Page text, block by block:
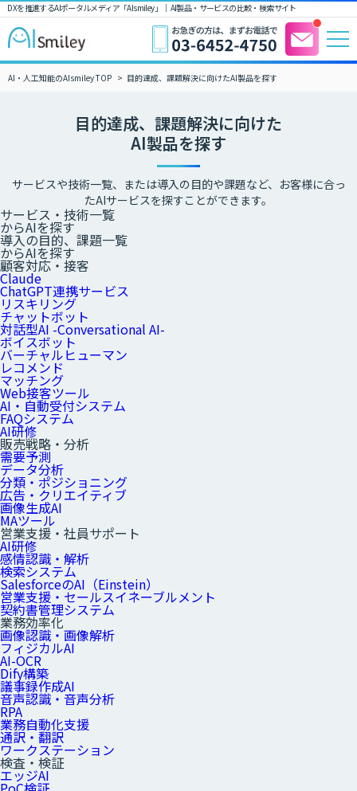
DXを推進するAIポータルメディア「AIsmiley」｜ AI製品・サービスの比較・検索サイト
AI・人工知能のAIsmiley TOP 目的達成、課題解決に向けたAI製品を探す
目的達成、課題解決に向けた
AI製品を探す
サービスや技術一覧、または導入の目的や課題など、お客様に合っ
たAIサービスを探すことができます。
サービス・技術一覧
からAIを探す
導入の目的、課題一覧
からAIを探す
顧客対応・接客
Claude
ChatGPT連携サービス
リスキリング
チャットボット
対話型AI -Conversational AI-
ボイスボット
バーチャルヒューマン
レコメンド
マッチング
Web接客ツール
AI・自動受付システム
FAQシステム
AI研修
販売戦略・分析
需要予測
データ分析
分類・ポジショニング
広告・クリエイティブ
画像生成AI
MAツール
営業支援・社員サポート
AI研修
感情認識・解析
検索システム
SalesforceのAI（Einstein）
営業支援・セールスイネーブルメント
契約書管理システム
業務効率化
画像認識・画像解析
フィジカルAI
AI-OCR
Dify構築
議事録作成AI
音声認識・音声分析
RPA
業務自動化支援
通訳・翻訳
ワークステーション
検査・検証
エッジAI